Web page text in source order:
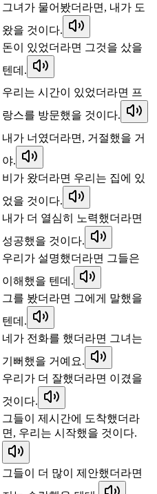
그녀가 물어봤더라면, 내가 도
왔을 것이다.
돈이 있었더라면 그것을 샀을
텐데.
우리는 시간이 있었더라면 프
랑스를 방문했을 것이다.
내가 너였더라면, 거절했을 거
야.
비가 왔더라면 우리는 집에 있
었을 것이다.
내가 더 열심히 노력했더라면
성공했을 것이다.
우리가 설명했더라면 그들은
이해했을 텐데.
그를 봤더라면 그에게 말했을
텐데.
네가 전화를 했더라면 그녀는
기뻐했을 거예요.
우리가 더 잘했더라면 이겼을
것이다.
그들이 제시간에 도착했더라
면, 우리는 시작했을 것이다.
그들이 더 많이 제안했더라면